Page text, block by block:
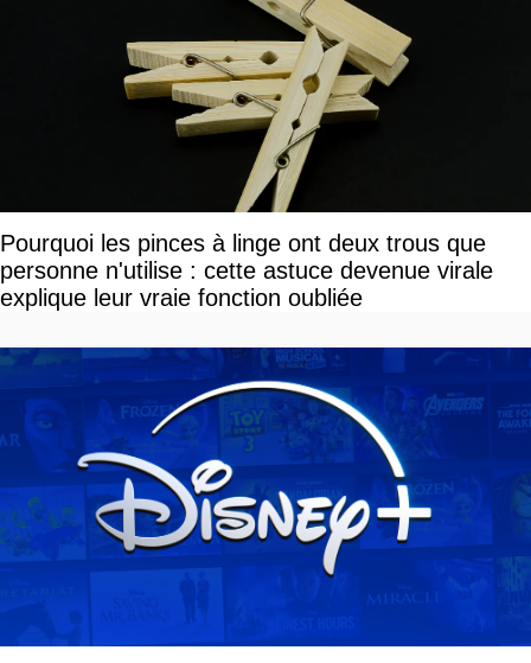
Pourquoi les pinces à linge ont deux trous que
personne n'utilise : cette astuce devenue virale
explique leur vraie fonction oubliée